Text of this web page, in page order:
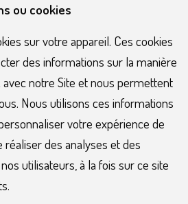
ou cookies
sur votre appareil. Ces cookies
des informations sur la manière
notre Site et nous permettent
Nous utilisons ces informations
votre expérience de
réaliser des analyses et des
utilisateurs, à la fois sur ce site